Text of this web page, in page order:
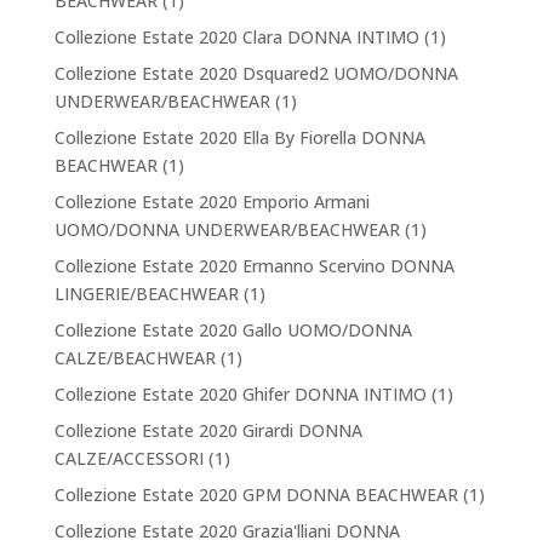
Collezione Estate 2020 Clara DONNA INTIMO (1)
Collezione Estate 2020 Dsquared2 UOMO/DONNA
UNDERWEAR/BEACHWEAR(1)
Collezione Estate 2020 Ella By Fiorella DONNA
BEACHWEAR(1)
Collezione Estate 2020 Emporio Armani
UOMO/DONNA UNDERWEAR/BEACHWEAR(1)
Collezione Estate 2020 Ermanno Scervino DONNA
LINGERIE/BEACHWEAR(1)
Collezione Estate 2020 Gallo UOMO/DONNA
CALZE/BEACHWEAR(1)
Collezione Estate 2020 Ghifer DONNA INTIMO (1)
Collezione Estate 2020 Girardi DONNA
CALZE/ACCESSORI (1)
Collezione Estate 2020 GPM DONNA BEACHWEAR(1)
Collezione Estate 2020 Grazia'lliani DONNA